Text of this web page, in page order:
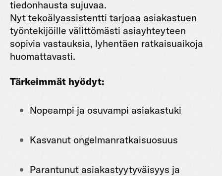
tiedonhausta sujuvaa.
Nyt tekoälyassistentti tarjoaa asiakastuen
työntekijöille välittömästi asiayhteyteen
sopivia vastauksia, lyhentäen ratkaisu­aikoja
huomattavasti.
Tärkeimmät hyödyt:
Nopeampi ja osuvampi asiakastuki
Kasvanut ongelmanratkaisuosuus
Parantunut asiakastyytyväisyys ja